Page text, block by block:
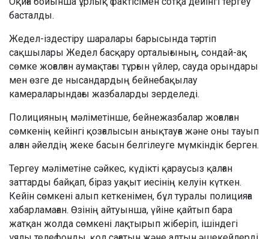
басталды.
Жедел-іздестіру шаралары барысында тәртіп
сақшылары Жедел басқару орталығының, сондай-ақ
сөмке жоғалған аумақтағы тұрғын үйлер, сауда орындары
мен өзге де нысандардың бейнебақылау
камераларындағы жазбаларды зерделеді.
Полицияның мәліметінше, бейнежазбалар жоғалған
сөмкенің кейінгі қозғалысын анықтауға және оны тауып
алған әйелдің жеке басын белгілеуге мүмкіндік берген.
Тергеу мәліметіне сәйкес, күдікті қараусыз қалған
заттарды байқап, біраз уақыт иесінің келуін күткен.
Кейін сөмкені алып кеткенімен, бұл туралы полицияға
хабарламаған. Өзінің айтуынша, үйіне қайтып бара
жатқан жолда сөмкені лақтырып жіберіп, ішіндегі